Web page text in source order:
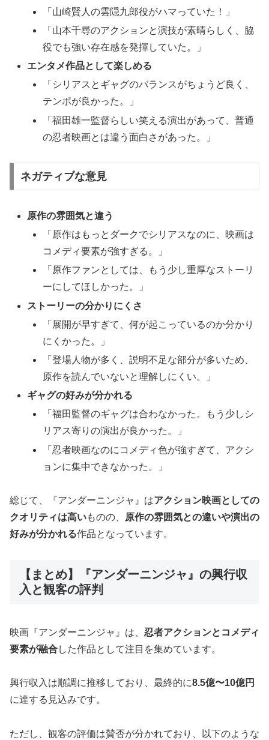
「山崎賢人の雲隠九郎役がハマっていた！」
「山本千尋のアクションと演技が素晴らしく、脇
役でも強い存在感を発揮していた。」
エンタメ作品として楽しめる
「シリアスとギャグのバランスがちょうど良く、
テンポが良かった。」
「福田雄一監督らしい笑える演出があって、普通
の忍者映画とは違う面白さがあった。」
ネガティブな意見
原作の雰囲気と違う
「原作はもっとダークでシリアスなのに、映画は
コメディ要素が強すぎる。」
「原作ファンとしては、もう少し重厚なストーリ
ーにしてほしかった。」
ストーリーの分かりにくさ
「展開が早すぎて、何が起こっているのか分かり
にくかった。」
「登場人物が多く、説明不足な部分が多いため、
原作を読んでいないと理解しにくい。」
ギャグの好みが分かれる
「福田監督のギャグは合わなかった。もう少しシ
リアス寄りの演出が良かった。」
「忍者映画なのにコメディ色が強すぎて、アクシ
ョンに集中できなかった。」
総じて、『アンダーニンジャ』はアクション映画としての
クオリティは高いものの、 原作の雰囲気との違いや演出の
好みが分かれる作品となっています。
【まとめ】『アンダーニンジャ』の興行収
入と観客の評判
映画『アンダーニンジャ』は、 忍者アクションとコメディ
要素が融合した作品として注目を集めています。
興行収入は順調に推移しており、最終的に8.5億〜10億円
に達する見込みです。
ただし、観客の評価は賛否が分かれており、以下のような